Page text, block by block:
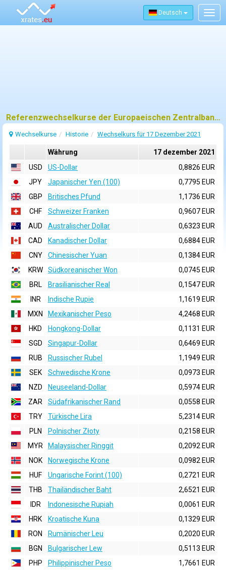
Deutsch
Referenzwechselkurse der Europaeischen Zentralbank (EZB) fuer 17 dezember 2021
Wechselkurse Historie Wechselkurs für 17 Dezember 2021
Währung
17 dezember 2021
USD
US-Dollar
0,8826 EUR
JPY
Japanischer Yen (100)
0,7795 EUR
GBP
Britisches Pfund
1,1736 EUR
CHF
Schweizer Franken
0,9607 EUR
AUD
Australischer Dollar
0,6323 EUR
CAD
Kanadischer Dollar
0,6884 EUR
CNY
Chinesischer Yuan
0,1384 EUR
KRW
Südkoreanischer Won
0,0745 EUR
BRL
Brasilianischer Real
0,1547 EUR
INR
Indische Rupie
1,1619 EUR
MXN
Mexikanischer Peso
4,2468 EUR
HKD
Hongkong-Dollar
0,1131 EUR
SGD
Singapur-Dollar
0,6469 EUR
RUB
Russischer Rubel
1,1949 EUR
SEK
Schwedische Krone
0,0973 EUR
NZD
Neuseeland-Dollar
0,5974 EUR
ZAR
Südafrikanischer Rand
0,0558 EUR
TRY
Türkische Lira
5,2314 EUR
PLN
Polnischer Złoty
0,2158 EUR
MYR
Malaysischer Ringgit
0,2092 EUR
NOK
Norwegische Krone
0,0982 EUR
HUF
Ungarische Forint (100)
0,2721 EUR
THB
Thailändischer Baht
2,6521 EUR
IDR
Indonesische Rupiah
0,0061 EUR
HRK
Kroatische Kuna
0,1329 EUR
RON
Rumänischer Leu
0,2020 EUR
BGN
Bulgarischer Lew
0,5113 EUR
PHP
Philippinischer Peso
1,7661 EUR